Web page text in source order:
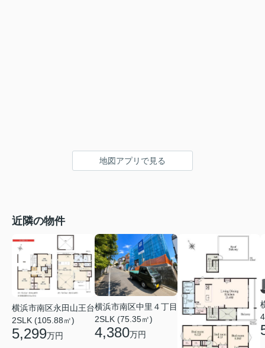
地図アプリで見る
近隣の物件
横浜市南区永田山王台
2SLK (105.88㎡)
5,299万円
横浜市南区中里４丁目
2SLK (75.35㎡)
4,380万円